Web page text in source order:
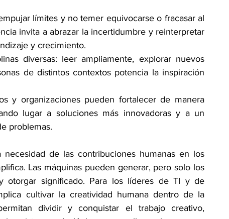
límites y no temer equivocarse o fracasar al
invita a abrazar la incertidumbre y reinterpretar
y crecimiento.
diversas: leer ampliamente, explorar nuevos
de distintos contextos potencia la inspiración
y organizaciones pueden fortalecer de manera
lugar a soluciones más innovadoras y a un
problemas.
de las contribuciones humanas en los
Las máquinas pueden generar, pero solo los
otorgar significado. Para los líderes de TI y de
cultivar la creatividad humana dentro de la
dividir y conquistar el trabajo creativo,